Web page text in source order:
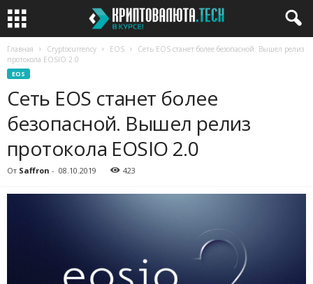
Главная Cryptocurrency EOS
Сеть EOS станет более безопасной. Вышел релиз
протокола EOSIO 2.0
EOS
Сеть EOS станет более
безопасной. Вышел релиз
протокола EOSIO 2.0
От Saffron - 08.10.2019 423